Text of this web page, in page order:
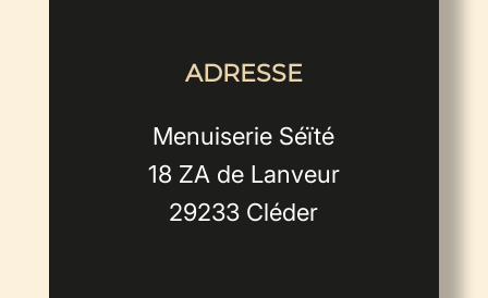
ADRESSE
Menuiserie Séïté
18 ZA de Lanveur
29233 Cléder